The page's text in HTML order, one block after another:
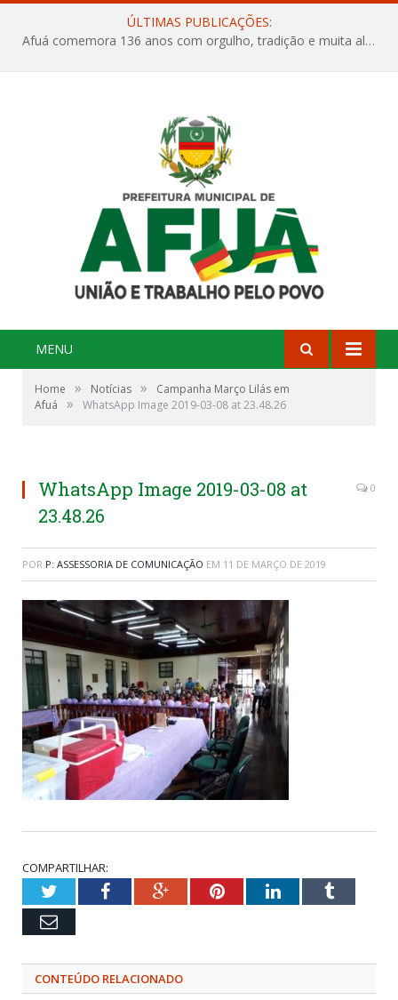
ÚLTIMAS PUBLICAÇÕES:
Afuá comemora 136 anos com orgulho, tradição e muita alegria na Quadra Dr. Nelson Salomão
MENU
Home » Notícias »
Campanha Março Lilás em
Afuá
» WhatsApp Image 2019-03-08 at 23.48.26
WhatsApp Image 2019-03-08 at
23.48.26
0
POR P: ASSESSORIA DE COMUNICAÇÃO EM 11 DE MARÇO DE 2019
COMPARTILHAR:
TwitterFacebookGoogle+PinterestLinkedInTumblr
Email
CONTEÚDO RELACIONADO